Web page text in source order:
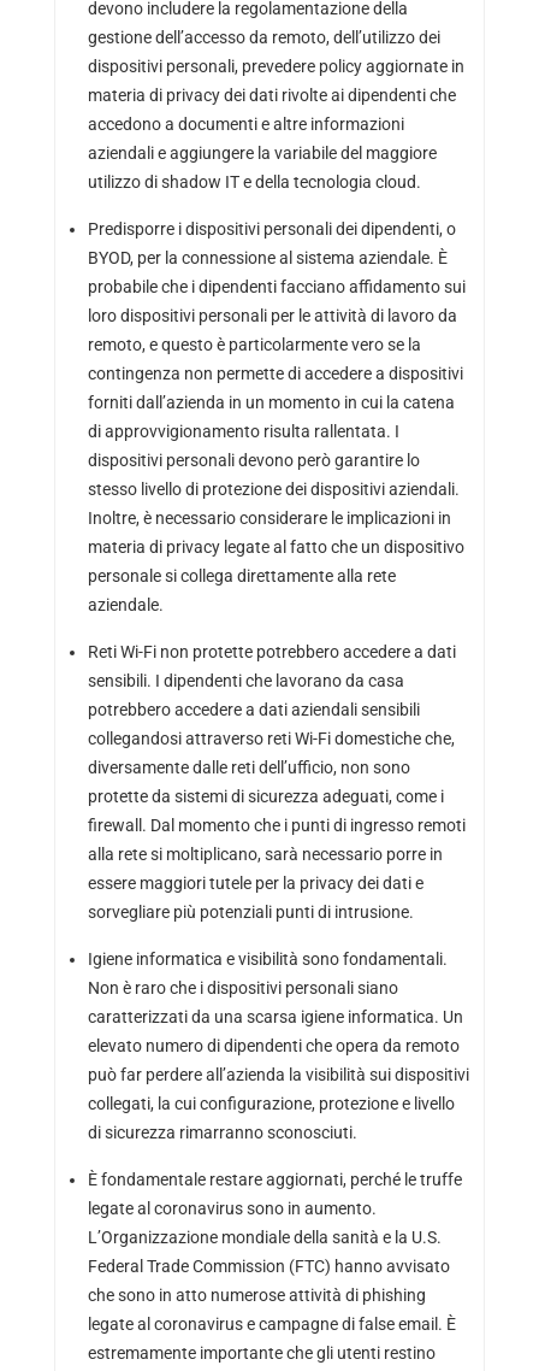
devono includere la regolamentazione della
gestione dell’accesso da remoto, dell’utilizzo dei
dispositivi personali, prevedere policy aggiornate in
materia di privacy dei dati rivolte ai dipendenti che
accedono a documenti e altre informazioni
aziendali e aggiungere la variabile del maggiore
utilizzo di shadow IT e della tecnologia cloud.
Predisporre i dispositivi personali dei dipendenti, o
BYOD, per la connessione al sistema aziendale. È
probabile che i dipendenti facciano affidamento sui
loro dispositivi personali per le attività di lavoro da
remoto, e questo è particolarmente vero se la
contingenza non permette di accedere a dispositivi
forniti dall’azienda in un momento in cui la catena
di approvvigionamento risulta rallentata. I
dispositivi personali devono però garantire lo
stesso livello di protezione dei dispositivi aziendali.
Inoltre, è necessario considerare le implicazioni in
materia di privacy legate al fatto che un dispositivo
personale si collega direttamente alla rete
aziendale.
Reti Wi-Fi non protette potrebbero accedere a dati
sensibili. I dipendenti che lavorano da casa
potrebbero accedere a dati aziendali sensibili
collegandosi attraverso reti Wi-Fi domestiche che,
diversamente dalle reti dell’ufficio, non sono
protette da sistemi di sicurezza adeguati, come i
firewall. Dal momento che i punti di ingresso remoti
alla rete si moltiplicano, sarà necessario porre in
essere maggiori tutele per la privacy dei dati e
sorvegliare più potenziali punti di intrusione.
Igiene informatica e visibilità sono fondamentali.
Non è raro che i dispositivi personali siano
caratterizzati da una scarsa igiene informatica. Un
elevato numero di dipendenti che opera da remoto
può far perdere all’azienda la visibilità sui dispositivi
collegati, la cui configurazione, protezione e livello
di sicurezza rimarranno sconosciuti.
È fondamentale restare aggiornati, perché le truffe
legate al coronavirus sono in aumento.
L’Organizzazione mondiale della sanità e la U.S.
Federal Trade Commission (FTC) hanno avvisato
che sono in atto numerose attività di phishing
legate al coronavirus e campagne di false email. È
estremamente importante che gli utenti restino